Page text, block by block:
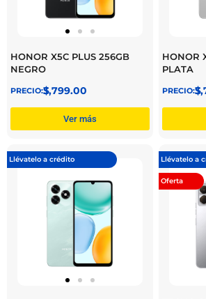
HONOR X5C PLUS 256GB
NEGRO
$
3,799.00
Ver más
HONOR
PLATA
$
Llévatelo a crédito Llévatelo a
Oferta